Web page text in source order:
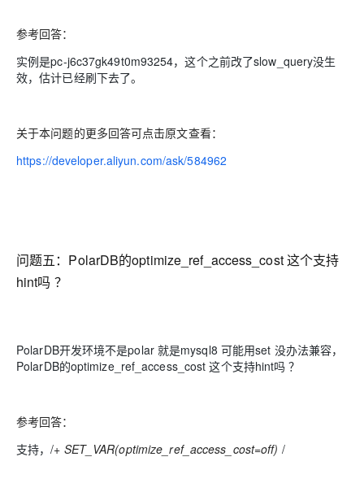
参考回答：
实例是pc-j6c37gk49t0m93254，这个之前改了slow_query没生
效，估计已经刷下去了。
关于本问题的更多回答可点击原文查看：
https://developer.aliyun.com/ask/584962
问题五： PolarDB的optimize_ref_access_cost 这个支持
hint吗 ？
PolarDB开发环境不是polar 就是mysql8 可能用set 没办法兼容，
PolarDB的optimize_ref_access_cost 这个支持hint吗 ？
参考回答：
支持，/+ SET_VAR(optimize_ref_access_cost=off) /